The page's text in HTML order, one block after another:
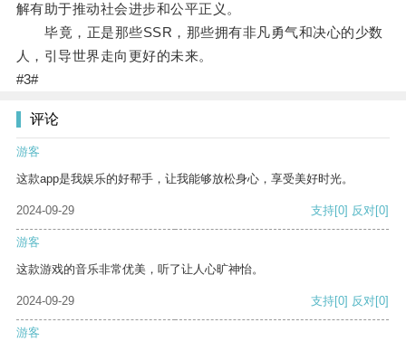
解有助于推动社会进步和公平正义。
毕竟，正是那些SSR，那些拥有非凡勇气和决心的少数
人，引导世界走向更好的未来。
#3#
评论
游客
这款app是我娱乐的好帮手，让我能够放松身心，享受美好时光。
2024-09-29 支持[0] 反对[0]
游客
这款游戏的音乐非常优美，听了让人心旷神怡。
2024-09-29 支持[0] 反对[0]
游客